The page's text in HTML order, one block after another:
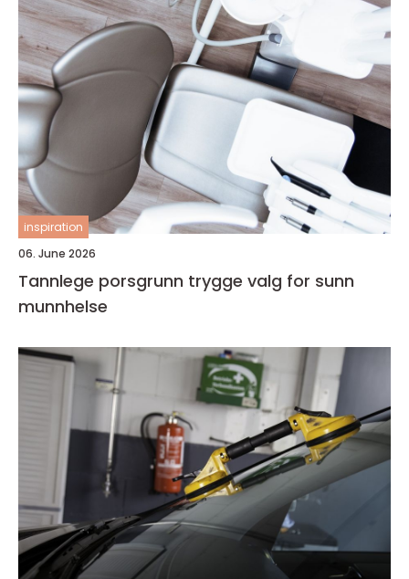
inspiration
06. June 2026
Tannlege porsgrunn trygge valg for sunn
munnhelse